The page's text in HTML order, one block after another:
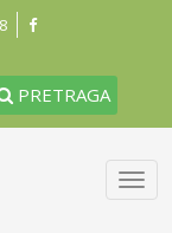
PRETRAGA